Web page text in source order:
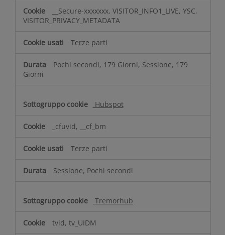
__Secure-xxxxxxx, VISITOR_INFO1_LIVE, YSC,
VISITOR_PRIVACY_METADATA
Terze parti
Pochi secondi, 179 Giorni, Sessione, 179
Giorni
Hubspot
_cfuvid, __cf_bm
Terze parti
Sessione, Pochi secondi
Tremorhub
tvid, tv_UIDM